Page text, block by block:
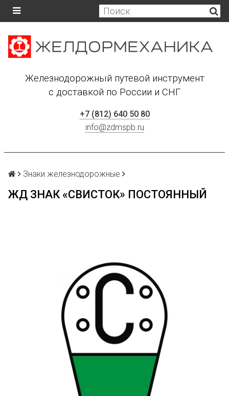
Железнодорожный путевой инструмент
с доставкой по России и СНГ
+7 (812) 640 50 80
info@zdmspb.ru
Знаки железнодорожные
ЖД ЗНАК «СВИСТОК» ПОСТОЯННЫЙ